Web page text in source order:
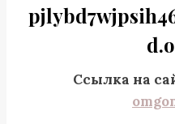
Ссылка на